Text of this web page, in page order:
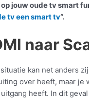
jouw oude tv smart
tv een smart tv“.
naar
kan net anders
over heeft, maar je
uitgang heeft. In dit